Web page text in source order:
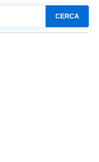
CERCA